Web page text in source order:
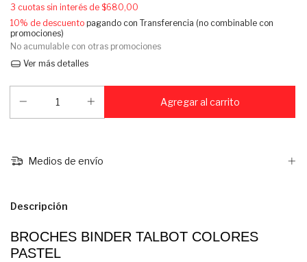
3 cuotas sin interés de $680,00
10% de descuento pagando con Transferencia (no combinable con
promociones)
No acumulable con otras promociones
Ver más detalles
Medios de envío
Descripción
BROCHES BINDER TALBOT COLORES
PASTEL